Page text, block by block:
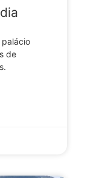
palácio
de